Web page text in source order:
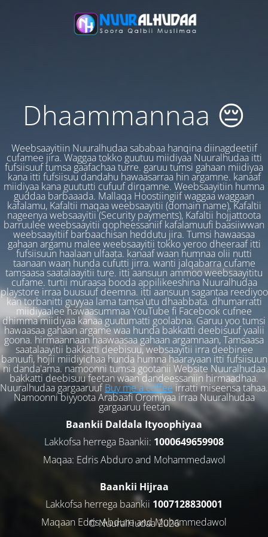
Dhaammannaa 😔
Weebsaayitiin Nuuralhudaa sababaa hanqina diinagdeetiif
cufamee jira. Waggaa tokko guutuu miidiyaa Nuuralhudaa itti
fufsiisuuf tumsa gaafachaa turre. garuu tumsi gahaan miidiyaa
kana itti fufsiisuu dandahu hawaasarraa hin argamne. kanaaf
miidiyaa kana guututti cufuuf dirqamne. Weebsaayitiin humna
guddaa barbaaada. Mallaqa Hoostiingiif waggaa waggaan
kafalamu, Kafaltii maqaa weebsaayitii (domain name), Kafaltii
nageenya websaayitii (Security payments), Kafaltii hojjattoota
barruulee weebsaayitii qopheessaniif kafalamuufi baasiiwwan
weebsaayitiif barbaachisan heddutu jira. Tumsi hawaasaa
gahaan argamu malee weebsaayitii tokko yeroo dheeraaf itti
fufsiisuun haalaan ulfaata. kanaaf waan humnaa olii nutti
taanaan waan hunda cufutti jirra. wanti jalqabarra cufame
tamsaasa saatalaayitii ture. itti aansuun ammoo weebsaayititu
cufame. turtii muraasa booda appilikeeshina Nuuralhudaa
playstore irraa buusuuf deemna. itti aansuun sagantaa reediyoo
kan torbanitti guyyaa lama tamsa'utu dhaabbata. dhumarratti
miidiyaalee hawaasummaa YouTube fi Facebook cufnee
dhimma miidiyaa kanaa guutumatti goolabna. Garuu yoo tumsi
hawaasaa gahaan argame waa hunda bakkatti deebisuuf yaalii
goona. hirmaannaan haawaasaa gahaan argamnaan, Tamsaasa
saatalaayitii bakkatti deebisuu, websaayitii irra deebinee
banuufi, hojii miidiyichaa hunda humna haarayaan itti fufsiisuun
ni danda'ama. namoonni tumsa gootanii Website Nuuralhudaa
bakkatti deebisuu feetan waan dandeessaniin hirmaadhaa.
Nuuralhudaa gargaaruufBuy me a coffeeirratti miseensa tahaa.
Namoonni biyyoota Arabaafi Oromiyaa irraa Nuuralhudaa
gargaaruu feetan
Baankii Daldala Ityoophiyaa
Lakkofsa herrega Baankii: 1000649659908
Maqaa: Edris Abduro and Mohammedawol
Baankii Hijraa
Lakkofsa herrega baankii 1007128830001
Maqaan Edris Abduro and Muhammedawol
© NuuralHudaa 2026